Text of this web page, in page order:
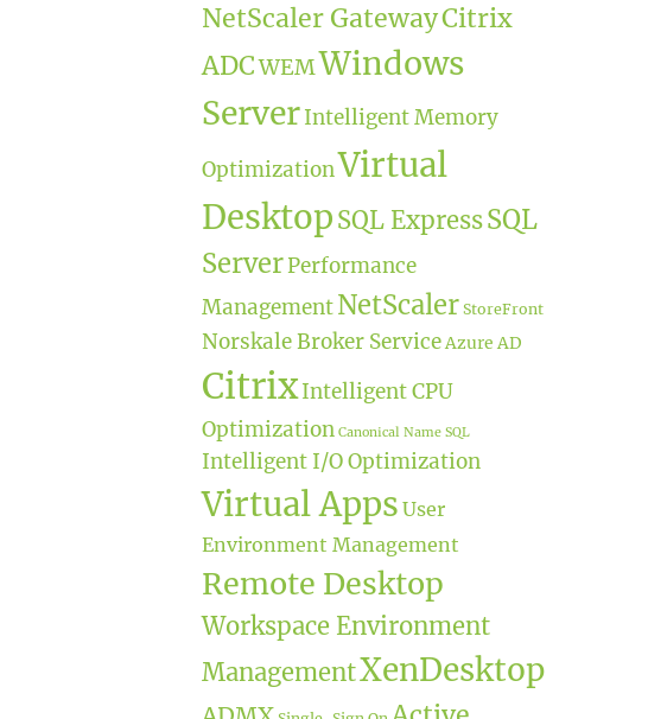
NetScaler GatewayCitrix
ADCWEMWindows
ServerIntelligent Memory
OptimizationVirtual
DesktopSQL ExpressSQL
ServerPerformance
ManagementNetScaler StoreFront
Norskale Broker ServiceAzure AD
CitrixIntelligent CPU
Optimization Canonical Name SQL
Intelligent I/O Optimization
Virtual Apps User
Environment Management
Remote Desktop
Workspace Environment
ManagementXenDesktop